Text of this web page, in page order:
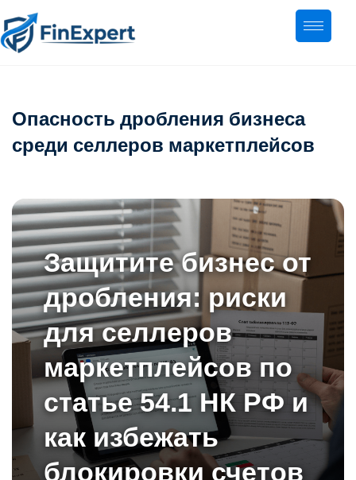
Опасность дробления бизнеса
среди селлеров маркетплейсов
Защитите бизнес от
дробления: риски
для селлеров
маркетплейсов по
статье 54.1 НК РФ и
как избежать
блокировки счетов